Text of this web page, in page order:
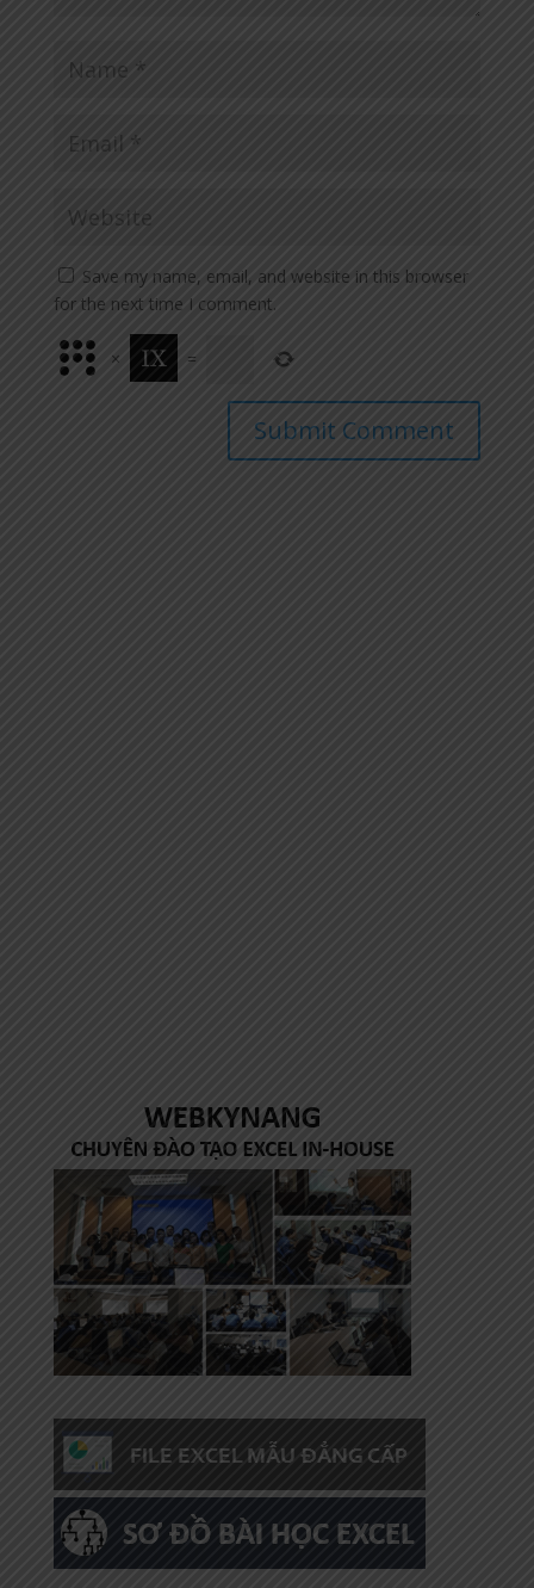
Save my name, email, and website in this browser
for the next time I comment.
× =